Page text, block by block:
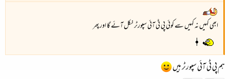
ابھی کہیں نہ کہیں سے کوئی پی ٹی آئی سپورٹر نکل آئے گا اور پھر
ہم پی ٹی آئی سپورٹر ہیں